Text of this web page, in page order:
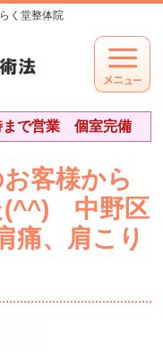
く堂整体院
まで営業 個室完備
客様から
(^^) 中野区
痛、肩こり